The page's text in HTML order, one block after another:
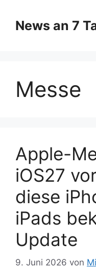
Inhalt
springen
News an 7
Messe
Apple-
iOS27
diese
iPads
Update
9. Juni 2026 von